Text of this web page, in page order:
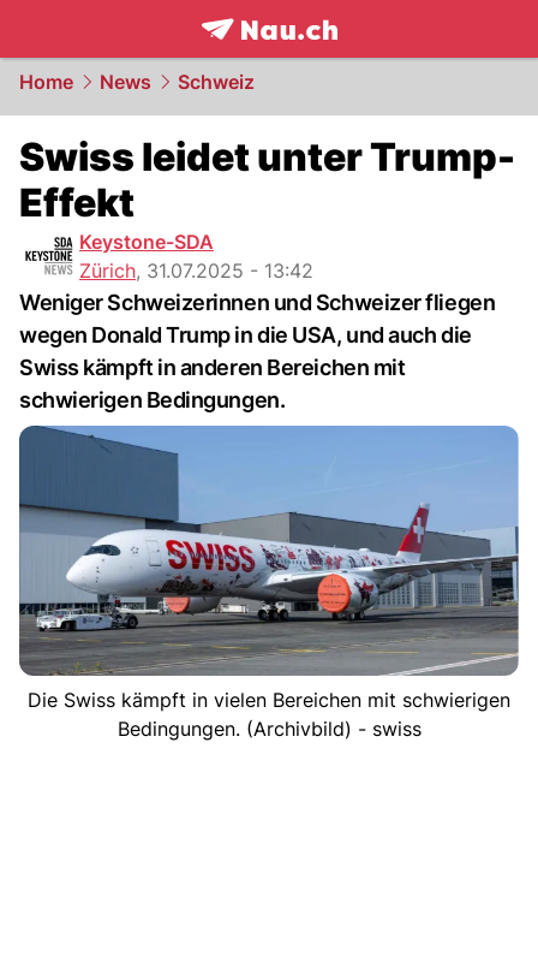
frontpage.NAU.ch
Home News Schweiz
Swiss leidet unter Trump-
Effekt
Keystone-SDA
Zürich, 31.07.2025 - 13:42
Weniger Schweizerinnen und Schweizer fliegen
wegen Donald Trump in die USA, und auch die
Swiss kämpft in anderen Bereichen mit
schwierigen Bedingungen.
Die Swiss kämpft in vielen Bereichen mit schwierigen
Bedingungen. (Archivbild) - swiss